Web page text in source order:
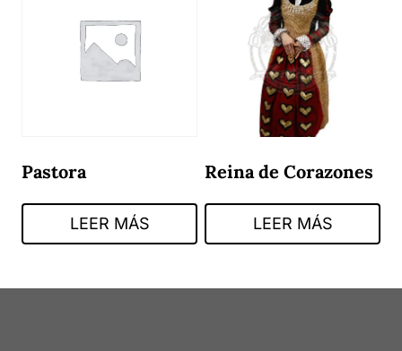
Pastora
LEER MÁS
Reina de Corazones
LEER MÁS